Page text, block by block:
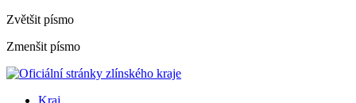
Zvětšit písmo
Zmenšit písmo
Kraj